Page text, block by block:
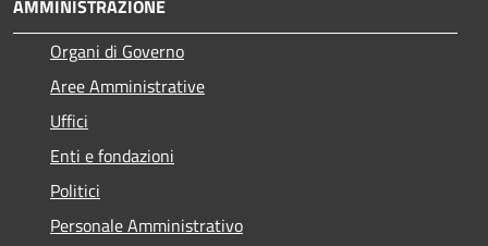
AMMINISTRAZIONE
Organi di Governo
Aree Amministrative
Uffici
Enti e fondazioni
Politici
Personale Amministrativo